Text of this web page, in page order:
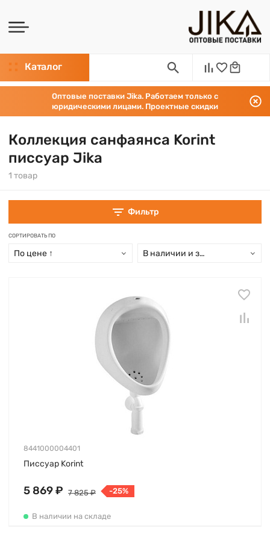
Каталог
Оптовые поставки Jika. Работаем только с
юридическими лицами. Проектные скидки
Коллекция санфаянса Korint
писсуар Jika
1 товар
Фильтр
СОРТИРОВАТЬ ПО
По цене ↑ В наличии и заказ свыше 15 дн
8441000004401
Писсуар Korint
5 869 ₽ 7 825 ₽ -25%
В наличии на складе